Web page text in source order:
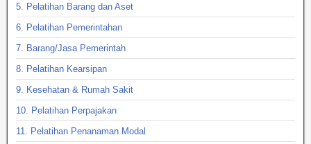
5. Pelatihan Barang dan Aset
6. Pelatihan Pemerintahan
7. Barang/Jasa Pemerintah
8. Pelatihan Kearsipan
9. Kesehatan & Rumah Sakit
10. Pelatihan Perpajakan
11. Pelatihan Penanaman Modal